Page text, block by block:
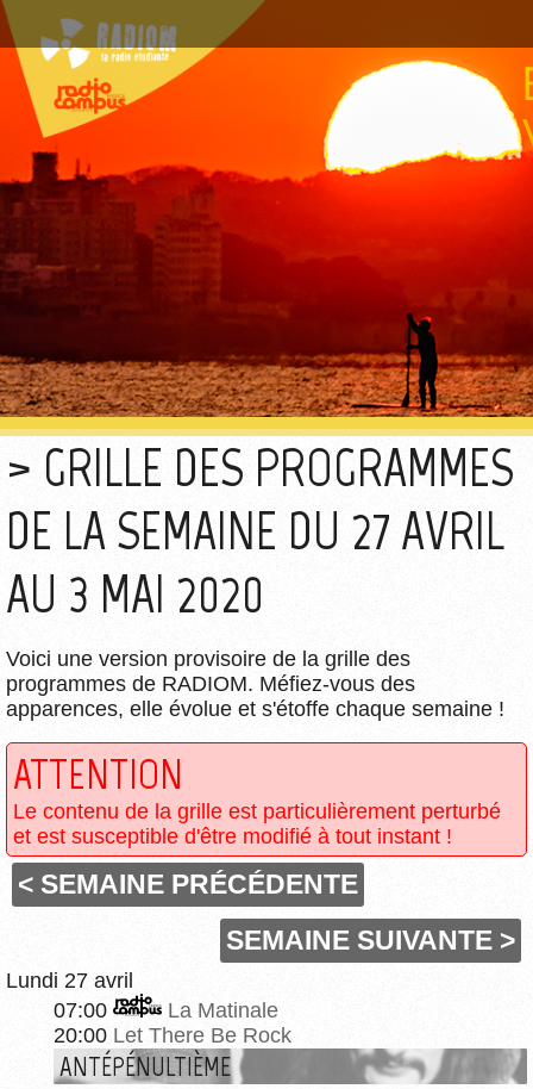
GRILLE DES PROGRAMMES
DE LA SEMAINE DU 27 AVRIL
AU 3 MAI 2020
Voici une version provisoire de la grille des
programmes de RADIOM. Méfiez-vous des
apparences, elle évolue et s'étoffe chaque semaine !
ATTENTION
Le contenu de la grille est particulièrement perturbé
et est susceptible d'être modifié à tout instant !
< SEMAINE PRÉCÉDENTE
SEMAINE SUIVANTE >
Lundi 27 avril
07:00
La Matinale
20:00 Let There Be Rock
ANTÉPÉNULTIÈME